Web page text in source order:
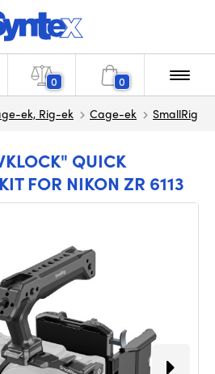
0 0
ek, Rig-ek Cage-ek SmallRig
QUICK
FOR NIKON ZR 6113